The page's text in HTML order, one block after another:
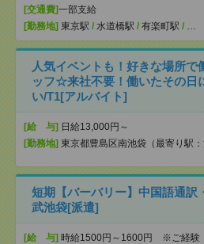
[交通費]一部支給
[勤務地] 東京駅 / 水道橋駅 / 有楽町駅 / …
人気イベントも！好きな場所で
ッフ☆来社不要！働いたその日
い/T1[アルバイト]
[給 与] 日給13,000円～
[勤務地] 東京都豊島区南池袋（最寄り駅：
短期【バーバリー】中国語通
武池袋[派遣]
[給 与] 時給1500円～1600円 ※ご経験